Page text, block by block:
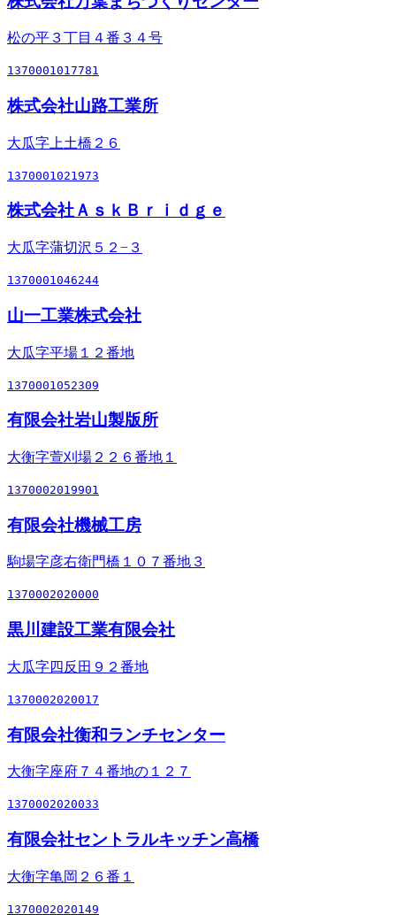
松の平３丁目４番３４号
1370001017781
株式会社山路工業所
大瓜字上土橋２６
1370001021973
株式会社ＡｓｋＢｒｉｄｇｅ
大瓜字蒲切沢５２−３
1370001046244
山一工業株式会社
大瓜字平場１２番地
1370001052309
有限会社岩山製版所
大衡字萱刈場２２６番地１
1370002019901
有限会社機械工房
駒場字彦右衛門橋１０７番地３
1370002020000
黒川建設工業有限会社
大瓜字四反田９２番地
1370002020017
有限会社衡和ランチセンター
大衡字座府７４番地の１２７
1370002020033
有限会社セントラルキッチン高橋
大衡字亀岡２６番１
1370002020149